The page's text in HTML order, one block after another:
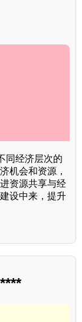
同经济层次的
机会和资源，
资源共享与经
设中来，提升